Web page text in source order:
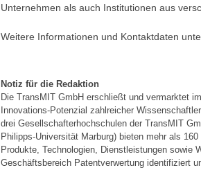
Unternehmen als auch Institutionen aus
Weitere Informationen und Kontaktdaten
Notiz für die Redaktion
Die TransMIT GmbH erschließt und vermarktet
Innovations-Potenzial zahlreicher
drei Gesellschafterhochschulen der TransMIT
Philipps-Universität Marburg) bieten mehr als
Produkte, Technologien, Dienstleistungen sowie
Geschäftsbereich Patentverwertung identifiziert